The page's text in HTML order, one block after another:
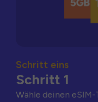
Schritt eins
Schritt 1
Wähle deinen